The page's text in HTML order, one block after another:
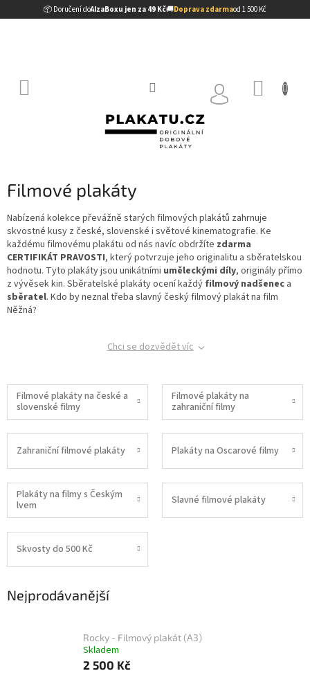
📦 Doručení doAlzaBoxu jen za 49 Kč🚚Doprava zdarmaod 1 500 Kč
na
Filmové plakáty
Nabízená kolekce převážně starých filmových plakátů zahrnuje
skvostné kusy z české, slovenské i světové kinematografie. Ke
každému filmovému plakátu od nás navíc obdržíte zdarma
CERTIFIKÁT PRAVOSTI, který potvrzuje jeho originalitu a sběratelskou
hodnotu. Tyto plakáty jsou unikátními uměleckými díly, originály přímo
z vývěsek kin. Sběratelské plakáty ocení každý filmový nadšenec a
sběratel. Kdo by neznal třeba slavný český filmový plakát na film
Něžná?
Chci se dozvědět víc
Filmové plakáty na české a
slovenské filmy
Filmové plakáty na
zahraniční filmy
Zahraniční filmové plakáty Plakáty na Oscarové filmy
Plakáty na filmy s Českým
lvem
Slavné filmové plakáty
Skvosty do 500 Kč
Nejprodávanější
Rocky - Filmový plakát (A3)
Skladem
2 500 Kč